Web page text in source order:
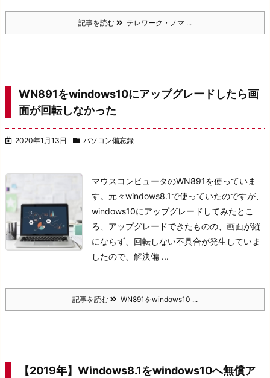
記事を読む テレワーク・ノマ ...
WN891をwindows10にアップグレードしたら画
面が回転しなかった
2020年1月13日 パソコン備忘録
マウスコンピュータのWN891を使っていま
す。元々windows8.1で使っていたのですが、
windows10にアップグレードしてみたとこ
ろ、アップグレードできたものの、画面が縦
にならず、回転しない不具合が発生していま
したので、解決備 ...
記事を読む WN891をwindows10 ...
【2019年】Windows8.1をwindows10へ無償ア